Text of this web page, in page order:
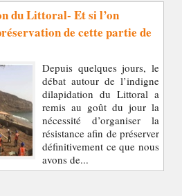
du Littoral- Et si l’on
de cette partie de
Depuis quelques jours, le
débat autour de l’indigne
dilapidation du Littoral a
remis au goût du jour la
nécessité d’organiser la
résistance afin de préserver
définitivement ce que nous
avons de...